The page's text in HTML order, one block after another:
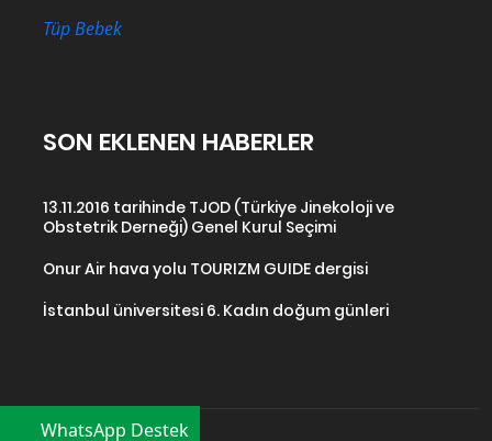
WhatsApp Destek
Tüp Bebek
SON EKLENEN HABERLER
13.11.2016 tarihinde TJOD (Türkiye Jinekoloji ve
Obstetrik Derneği) Genel Kurul Seçimi
Onur Air hava yolu TOURIZM GUIDE dergisi
İstanbul üniversitesi 6. Kadın doğum günleri